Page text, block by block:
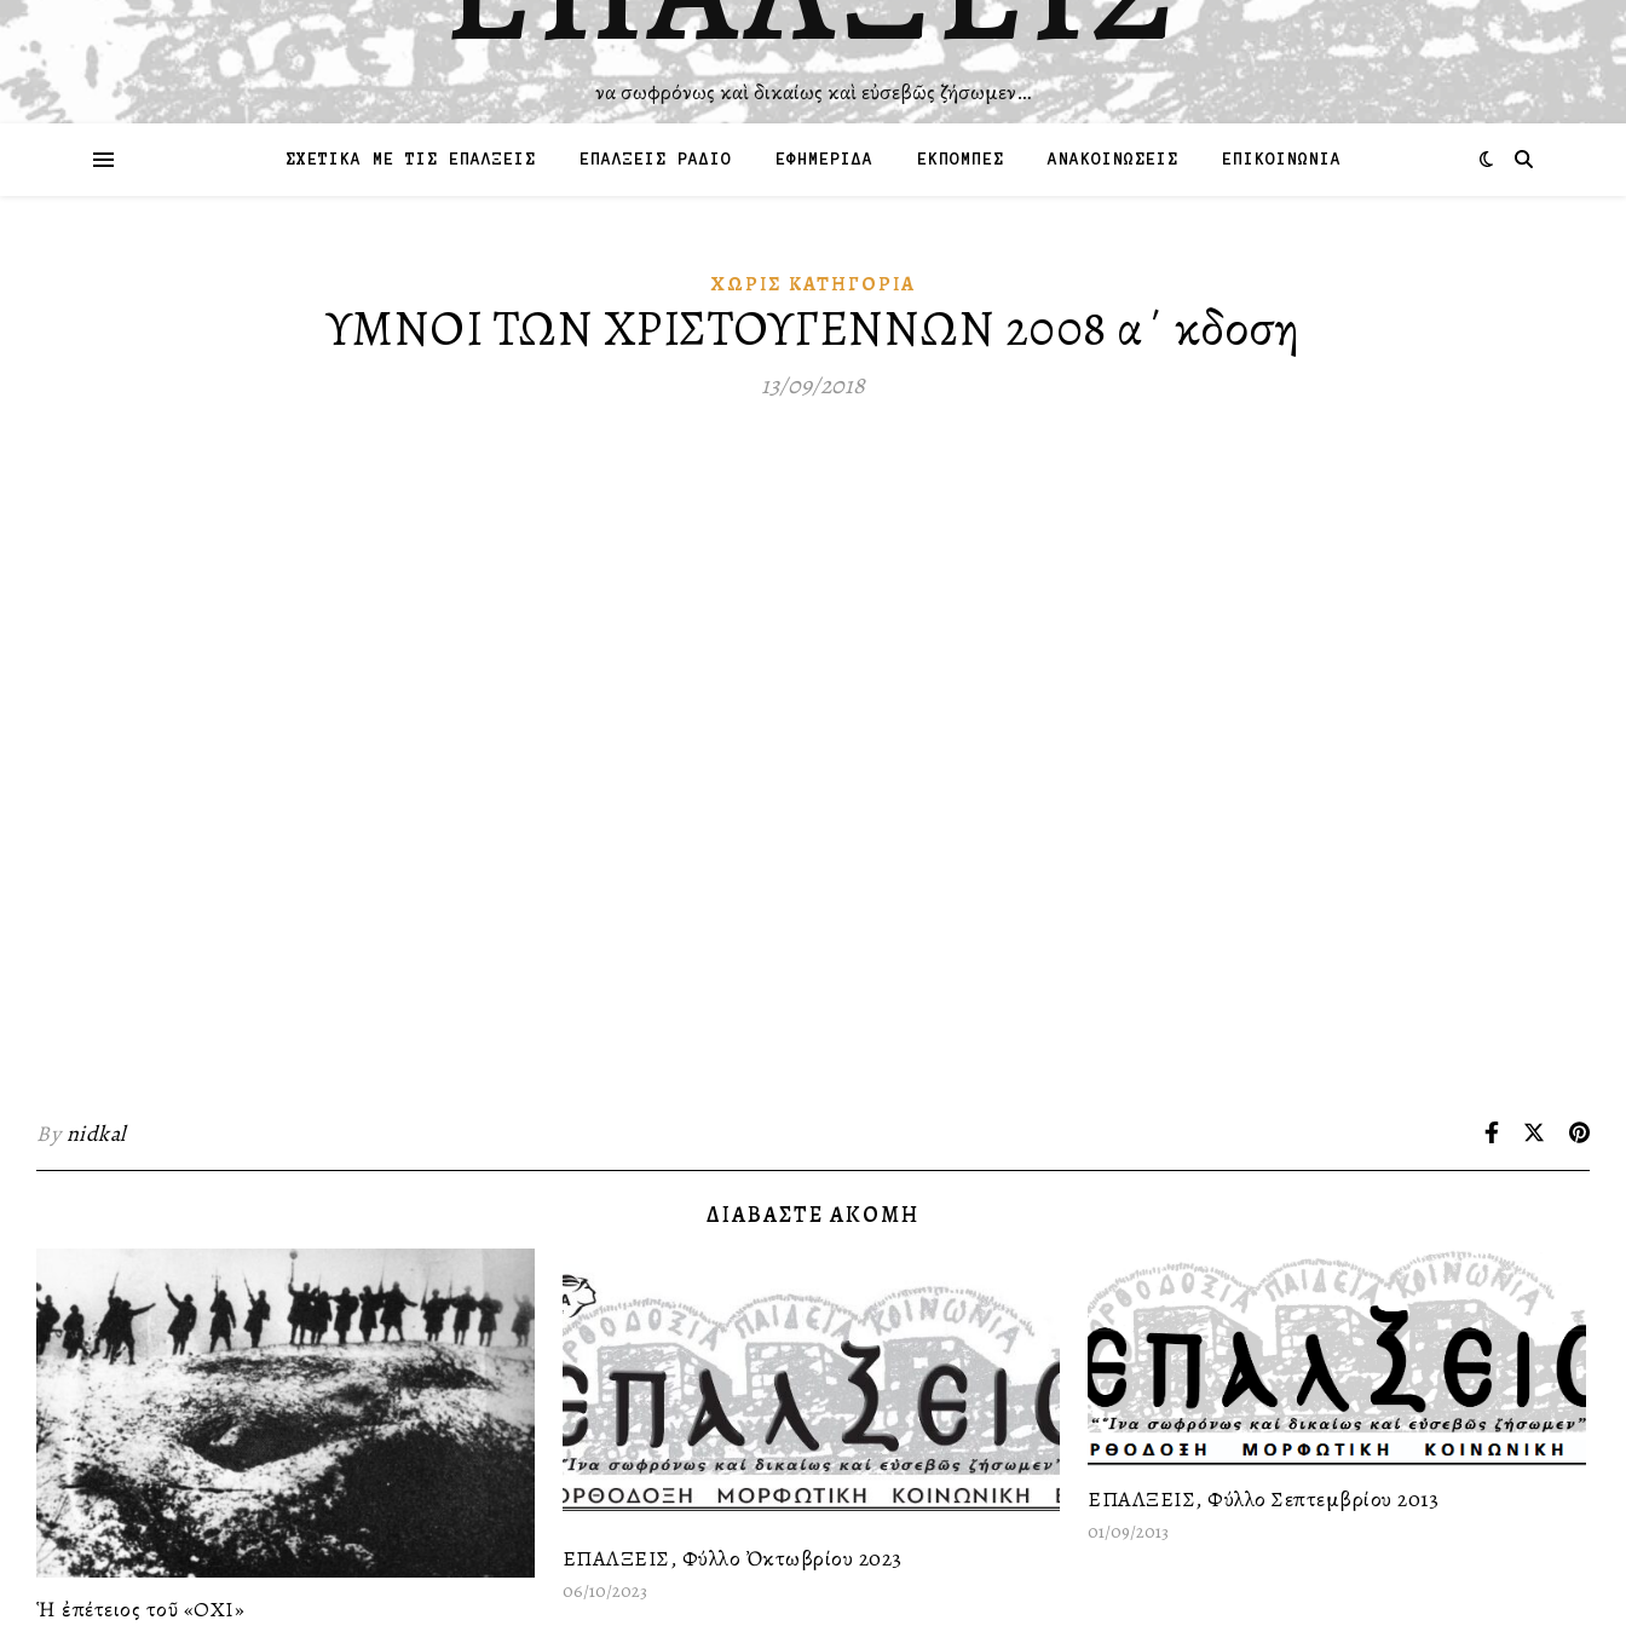
Ἵνα σωφρόνως καὶ δικαίως καὶ εὐσεβῶς ζήσωμεν…
ΣΧΕΤΙΚΑ ΜΕ ΤΙΣ ΕΠΑΛΞΕΙΣ ΕΠΑΛΞΕΙΣ ΡΑΔΙΟ ΕΦΗΜΕΡΙΔΑ ΕΚΠΟΜΠΕΣ ΑΝΑΚΟΙΝΩΣΕΙΣ ΕΠΙΚΟΙΝΩΝΙΑ
ΧΩΡΊΣ ΚΑΤΗΓΟΡΊΑ
ΥΜΝΟΙ ΤΩΝ ΧΡΙΣΤΟΥΓΕΝΝΩΝ 2008 α΄ ἔκδοση
13/09/2018
Bynidkal
ΔΙΑΒΑΣΤΕ ΑΚΟΜΗ
Ἡ ἐπέτειος τοῦ «ΟΧΙ»
ΕΠΑΛΞΕΙΣ, Φύλλο Ὀκτωβρίου 2023
06/10/2023
ΕΠΑΛΞΕΙΣ, Φύλλο Σεπτεμβρίου 2013
01/09/2013